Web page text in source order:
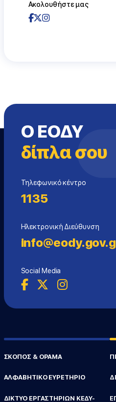
Ακολουθήστε μας
Ο ΕΟΔΥ
δίπλα σου
Τηλεφωνικό κέντρο
1135
Ηλεκτρονική Διεύθυνση
Social Media
ΣΚΟΠΟΣ & ΟΡΑΜΑ
ΑΛΦΑΒΗΤΙΚΟ ΕΥΡΕΤΗΡΙΟ
ΔΙΚΤΥΟ ΕΡΓΑΣΤΗΡΙΩΝ ΚΕΔΥ-